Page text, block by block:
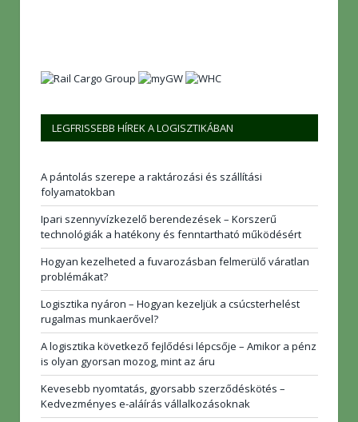
LEGFRISSEBB HÍREK A LOGISZTIKÁBAN
A pántolás szerepe a raktározási és szállítási
folyamatokban
Ipari szennyvízkezelő berendezések – Korszerű
technológiák a hatékony és fenntartható működésért
Hogyan kezelheted a fuvarozásban felmerülő váratlan
problémákat?
Logisztika nyáron – Hogyan kezeljük a csúcsterhelést
rugalmas munkaerővel?
A logisztika következő fejlődési lépcsője – Amikor a pénz
is olyan gyorsan mozog, mint az áru
Kevesebb nyomtatás, gyorsabb szerződéskötés –
Kedvezményes e-aláírás vállalkozásoknak